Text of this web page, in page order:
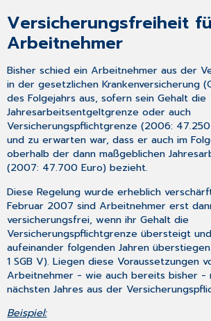
Versicherungsfreiheit
Arbeitnehmer
Bisher schied ein Arbeitnehmer aus der
in der gesetzlichen Krankenversicherung
des Folgejahrs aus, sofern sein Gehalt die
Jahresarbeitsentgeltgrenze oder auch
Versicherungspflichtgrenze (2006:
und zu erwarten war, dass er auch im
oberhalb der dann maßgeblichen
(2007: 47.700 Euro) bezieht.
Diese Regelung wurde erheblich
Februar 2007 sind Arbeitnehmer erst
versicherungsfrei, wenn ihr Gehalt die
Versicherungspflichtgrenze übersteigt
aufeinander folgenden Jahren
1 SGB V). Liegen diese Voraussetzungen
Arbeitnehmer - wie auch bereits bisher -
nächsten Jahres aus der
Beispiel: